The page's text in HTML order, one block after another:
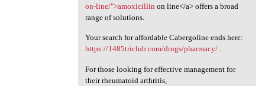
on-line/">amoxicillin on line</a> offers a broad
range of solutions.
Your search for affordable Cabergoline ends here:
https://1485triclub.com/drugs/pharmacy/.
For those looking for effective management for
their rheumatoid arthritis,